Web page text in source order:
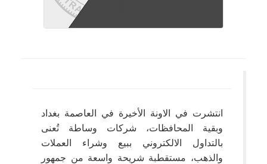
انتشرت في الاونة الأخيرة في العاصمة بغداد
وبقية المحافظات، شركات وساطة تُعنى
بالتداول الالكتروني ببيع وشراء العملات
والذهب، مستقطبة شريحة واسعة من جمهور